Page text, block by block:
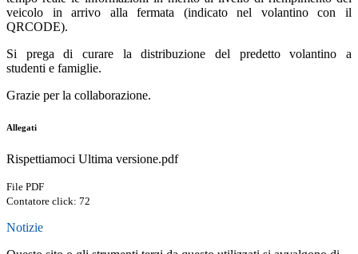
veicolo in arrivo alla fermata (indicato nel volantino con il
QRCODE).
Si prega di curare la distribuzione del predetto volantino a
studenti e famiglie.
Grazie per la collaborazione.
Allegati
Rispettiamoci Ultima versione.pdf
File PDF
Contatore click: 72
Notizie